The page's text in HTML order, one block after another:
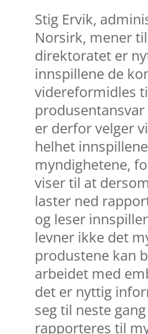
Stig Ervik,
Norsirk, mener
direktoratet er
innspillene de
videreformidles
er derfor velger
helhet
myndighetene,
viser til at
laster ned
og leser
levner ikke det
produstene kan
arbeidet med
det er nyttig
seg til neste
rapporteres til